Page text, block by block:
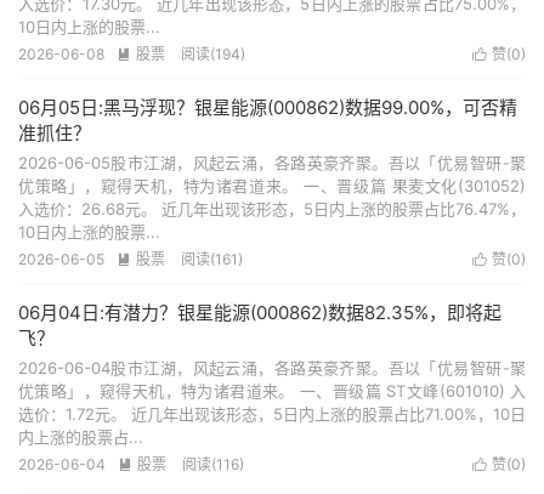
10日内上涨的股票...
 赞(0)
2026-06-08  股票 阅读(194)
06月05日:黑马浮现？银星能源(000862)数据99.00%，可否精
准抓住？
2026-06-05股市江湖，风起云涌，各路英豪齐聚。吾以「优易智研-聚
优策略」，窥得天机，特为诸君道来。 一、晋级篇 果麦文化(301052)
入选价：26.68元。 近几年出现该形态，5日内上涨的股票占比76.47%，
10日内上涨的股票...
 赞(0)
2026-06-05  股票 阅读(161)
06月04日:有潜力？银星能源(000862)数据82.35%，即将起
飞？
2026-06-04股市江湖，风起云涌，各路英豪齐聚。吾以「优易智研-聚
优策略」，窥得天机，特为诸君道来。 一、晋级篇 ST文峰(601010) 入
选价：1.72元。 近几年出现该形态，5日内上涨的股票占比71.00%，10日
内上涨的股票占...
 赞(0)
2026-06-04  股票 阅读(116)